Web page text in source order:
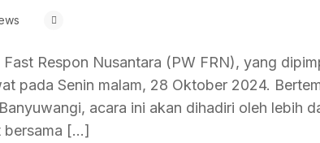
Respon Nusantara (PW FRN), yang
pada Senin malam, 28 Oktober 2024.
acara ini akan dihadiri oleh lebih
bersama […]